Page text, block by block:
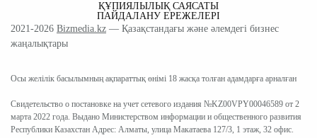
ҚҰПИЯЛЫЛЫҚ САЯСАТЫ
ПАЙДАЛАНУ ЕРЕЖЕЛЕРІ
2021-2026 Bizmedia.kz — Қазақстандағы және әлемдегі бизнес
жаңалықтары
Осы желілік басылымның ақпараттық өнімі 18 жасқа толған адамдарға арналған
Свидетельство о постановке на учет сетевого издания №KZ00VPY00046589 от 2
марта 2022 года. Выдано Министерством информации и общественного развития
Республики Казахстан Адрес: Алматы, улица Макатаева 127/3, 1 этаж, 32 офис.